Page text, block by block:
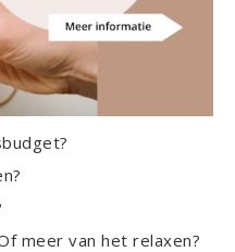
meer van het relaxen?